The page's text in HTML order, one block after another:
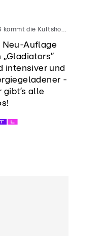
2026 kommt die Kultshow wieder
Neu-Auflage
„Gladiators”
intensiver und
-
gibt’s alle